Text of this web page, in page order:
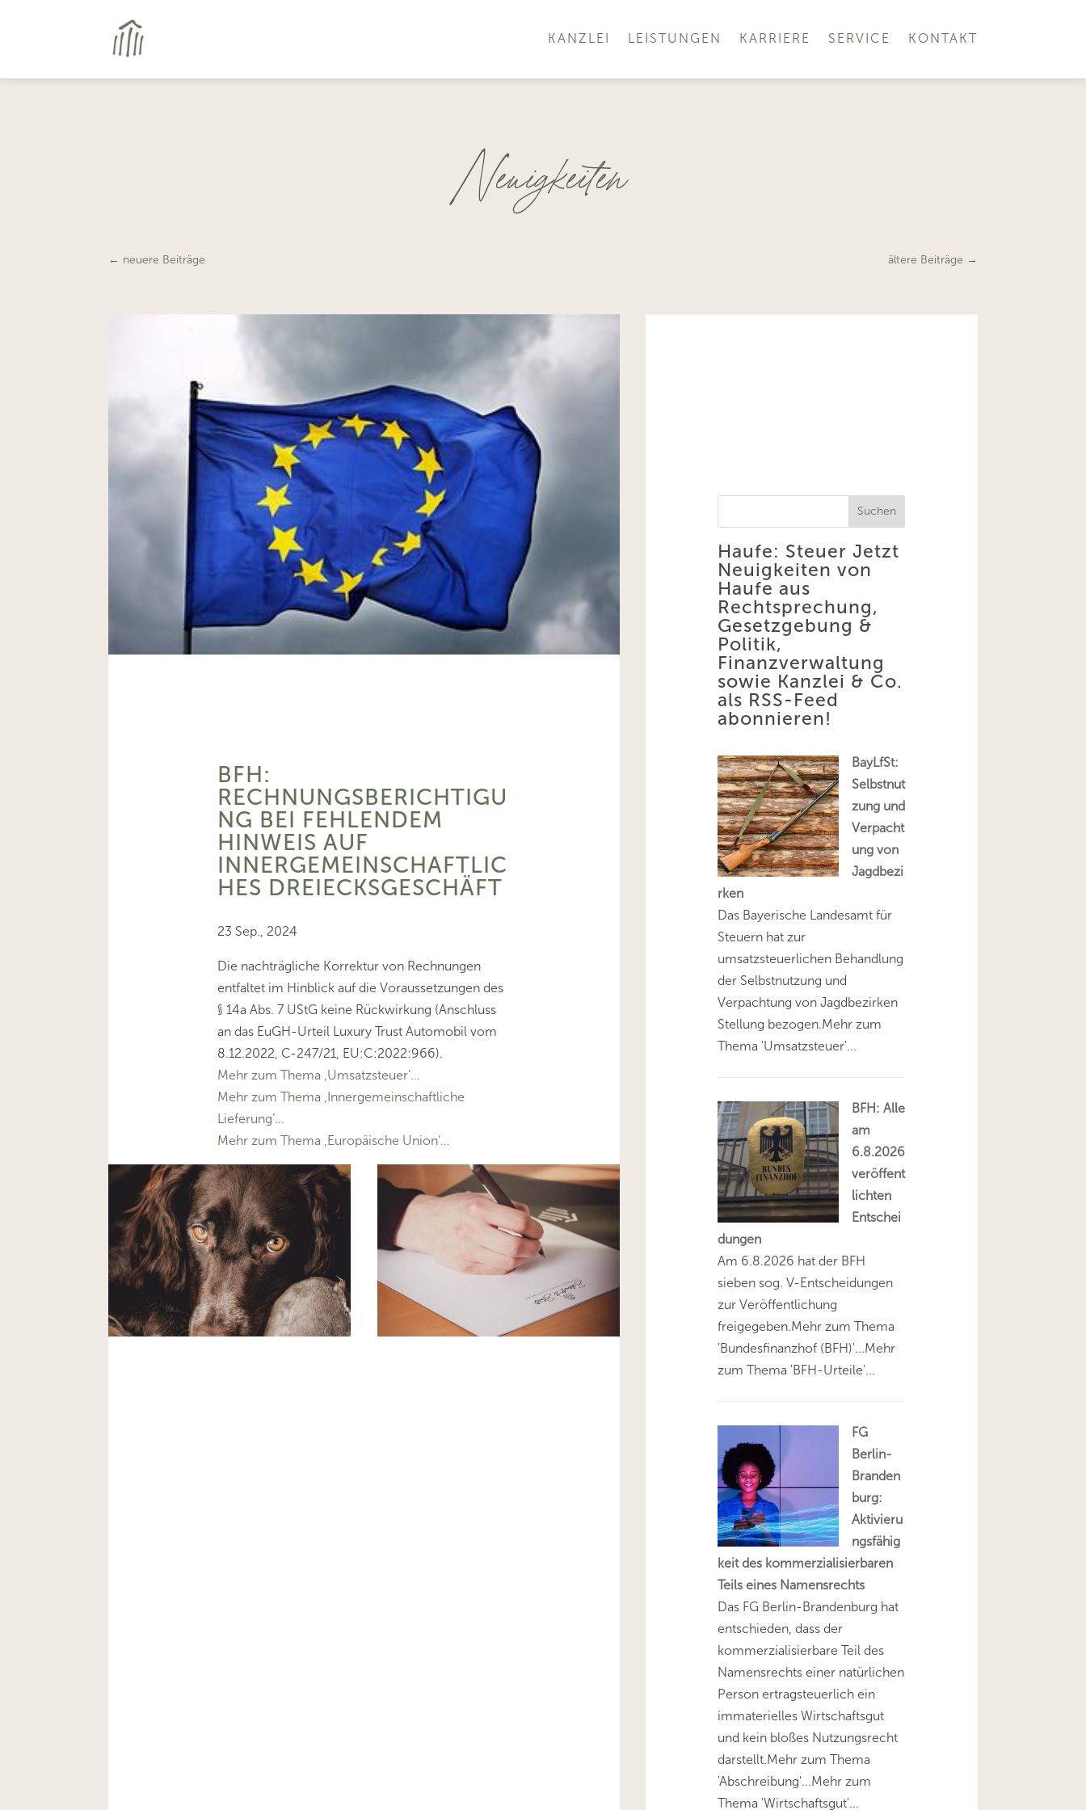
KANZLEI LEISTUNGEN KARRIERE SERVICE KONTAKT
Neuigkeiten
← neuere Beiträge ältere Beiträge →
BFH:
RECHNUNGSBERICHTIGU
NG BEI FEHLENDEM
HINWEIS AUF
INNERGEMEINSCHAFTLIC
HES DREIECKSGESCHÄFT
23 Sep., 2024
Die nachträgliche Korrektur von Rechnungen
entfaltet im Hinblick auf die Voraussetzungen des
§ 14a Abs. 7 UStG keine Rückwirkung (Anschluss
an das EuGH-Urteil Luxury Trust Automobil vom
8.12.2022, C-247/21, EU:C:2022:966).
Mehr zum Thema ‚Umsatzsteuer’…
Mehr zum Thema ‚Innergemeinschaftliche
Lieferung’…
Mehr zum Thema ‚Europäische Union’…
Suchen
Haufe: Steuer Jetzt
Neuigkeiten von
Haufe aus
Rechtsprechung,
Gesetzgebung &
Politik,
Finanzverwaltung
sowie Kanzlei & Co.
als RSS-Feed
abonnieren!
BayLfSt:
Selbstnut
zung und
Verpacht
ung von
Jagdbezi
rken
Das Bayerische Landesamt für
Steuern hat zur
umsatzsteuerlichen Behandlung
der Selbstnutzung und
Verpachtung von Jagdbezirken
Stellung bezogen.Mehr zum
Thema 'Umsatzsteuer'...
BFH: Alle
am
6.8.2026
veröffent
lichten
Entschei
dungen
Am 6.8.2026 hat der BFH
sieben sog. V-Entscheidungen
zur Veröffentlichung
freigegeben.Mehr zum Thema
'Bundesfinanzhof (BFH)'...Mehr
zum Thema 'BFH-Urteile'...
FG
Berlin-
Branden
burg:
Aktivieru
ngsfähig
keit des kommerzialisierbaren
Teils eines Namensrechts
Das FG Berlin-Brandenburg hat
entschieden, dass der
kommerzialisierbare Teil des
Namensrechts einer natürlichen
Person ertragsteuerlich ein
immaterielles Wirtschaftsgut
und kein bloßes Nutzungsrecht
darstellt.Mehr zum Thema
'Abschreibung'...Mehr zum
Thema 'Wirtschaftsgut'...